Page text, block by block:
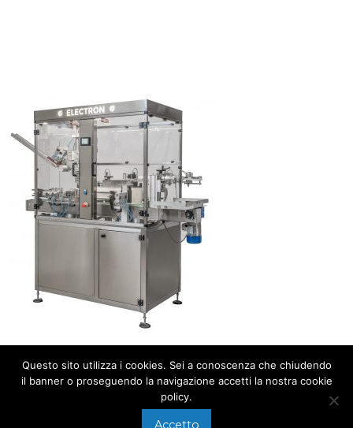
Questo sito utilizza i cookies. Sei a conoscenza che chiudendo
il banner o proseguendo la navigazione accetti la nostra cookie
policy.
Accetto